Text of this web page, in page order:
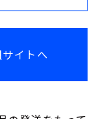
イトへ